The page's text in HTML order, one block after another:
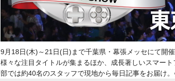
9月18日(木)～21日(日)まで千葉県・幕張メッセにて開
様々な注目タイトルが集まるほか、成長著しいスマー
部では約40名のスタッフで現地から毎日記事をお届け